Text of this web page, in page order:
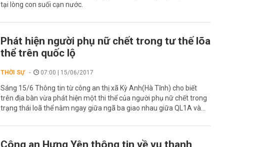
tại lòng con suối cạn nước.
Phát hiện người phụ nữ chết trong tư thế lõa
thể trên quốc lộ
THỜI SỰ 07:00 | 15/06/2017
Sáng 15/6 Thông tin từ công an thị xã Kỳ Anh(Hà Tĩnh) cho biết
trên địa bàn vừa phát hiện một thi thể của người phụ nữ chết trong
trạng thái loã thể nằm ngay giữa ngã ba giao nhau giữa QL1A và...
Công an Hưng Yên thông tin về vụ thanh